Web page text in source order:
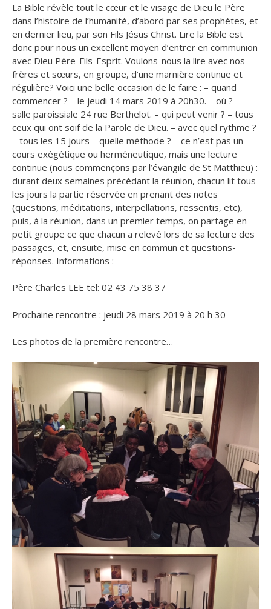
La Bible révèle tout le cœur et le visage de Dieu le Père
dans l’histoire de l’humanité, d’abord par ses prophètes, et
en dernier lieu, par son Fils Jésus Christ. Lire la Bible est
donc pour nous un excellent moyen d’entrer en communion
avec Dieu Père-Fils-Esprit. Voulons-nous la lire avec nos
frères et sœurs, en groupe, d’une marnière continue et
régulière? Voici une belle occasion de le faire : – quand
commencer ? – le jeudi 14 mars 2019 à 20h30. – où ? –
salle paroissiale 24 rue Berthelot. – qui peut venir ? – tous
ceux qui ont soif de la Parole de Dieu. – avec quel rythme ?
– tous les 15 jours – quelle méthode ? – ce n’est pas un
cours exégétique ou herméneutique, mais une lecture
continue (nous commençons par l’évangile de St Matthieu) :
durant deux semaines précédant la réunion, chacun lit tous
les jours la partie réservée en prenant des notes
(questions, méditations, interpellations, ressentis, etc),
puis, à la réunion, dans un premier temps, on partage en
petit groupe ce que chacun a relevé lors de sa lecture des
passages, et, ensuite, mise en commun et questions-
réponses. Informations :
Père Charles LEE tel: 02 43 75 38 37
Prochaine rencontre : jeudi 28 mars 2019 à 20 h 30
Les photos de la première rencontre…